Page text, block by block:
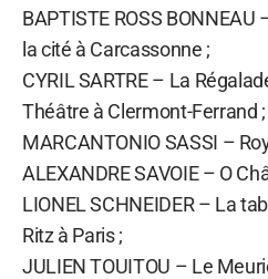
BAPTISTE ROSS
la cité à Carcassonne ;
CYRIL SARTRE – La
Théâtre à Clermont-Ferrand ;
MARCANTONIO SASSI –
ALEXANDRE SAVOIE – O
LIONEL SCHNEIDER – La
Ritz à Paris ;
JULIEN TOUITOU – Le